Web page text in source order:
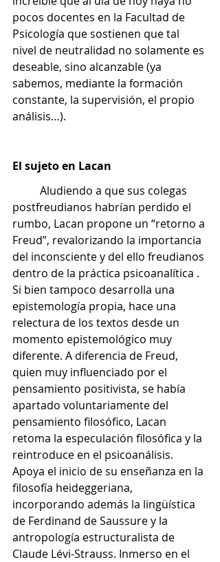
pocos docentes en la Facultad de
Psicología que sostienen que tal
nivel de neutralidad no solamente es
deseable, sino alcanzable (ya
sabemos, mediante la formación
constante, la supervisión, el propio
análisis…).
El sujeto en Lacan
postfreudianos habrían perdido el
rumbo, Lacan propone un “retorno a
Freud”, revalorizando la importancia
del inconsciente y del ello freudianos
dentro de la práctica psicoanalítica .
Si bien tampoco desarrolla una
epistemología propia, hace una
relectura de los textos desde un
momento epistemológico muy
diferente. A diferencia de Freud,
quien muy influenciado por el
pensamiento positivista, se había
apartado voluntariamente del
pensamiento filosófico, Lacan
retoma la especulación filosófica y la
reintroduce en el psicoanálisis.
Apoya el inicio de su enseñanza en la
filosofía heideggeriana,
incorporando además la lingüística
de Ferdinand de Saussure y la
antropología estructuralista de
Claude Lévi-Strauss. Inmerso en el